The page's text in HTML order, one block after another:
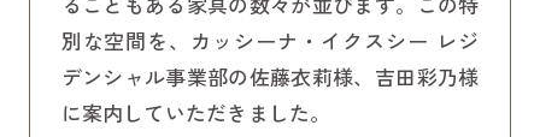
別な空間を、カッシーナ・イクスシー レジ
デンシャル事業部の佐藤衣莉様、吉田彩乃様
に案内していただきました。